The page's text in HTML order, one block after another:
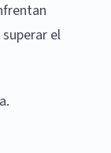
el